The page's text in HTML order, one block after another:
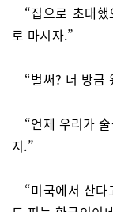
“집으로 초대
로 마시자.”
“벌써? 너 방금
“언제 우리가
지.”
“미국에서 산